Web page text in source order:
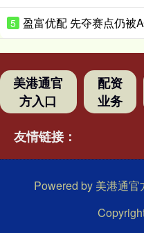
5
美港通官
方入口
配资
业务
友情链接：
Powered by 美港通官